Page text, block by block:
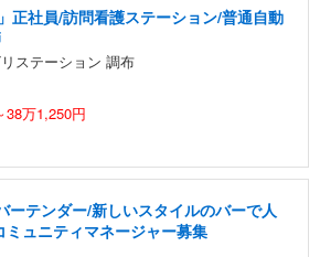
正社員/訪問看護ステーション/普通自動
ステーション 調布
38万1,250円
ーテンダー/新しいスタイルのバーで人
ュニティマネージャー募集